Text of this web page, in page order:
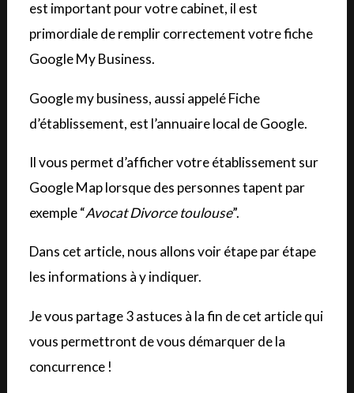
est important pour votre cabinet, il est
primordiale de remplir correctement votre fiche
Google My Business.
Google my business, aussi appelé Fiche
d’établissement, est l’annuairelocal de Google.
Il vous permet d’afficher votre établissement sur
Google Map lorsque des personnes tapent par
exemple “Avocat Divorce toulouse”.
Dans cet article, nous allons voir étape par étape
les informations à y indiquer.
Je vous partage 3 astuces à la fin de cet article qui
vous permettront de vous démarquer de la
concurrence !